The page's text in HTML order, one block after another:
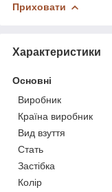
Приховати
Характеристики
Основні
Виробник
Країна виробник
Вид взуття
Стать
Застібка
Колір